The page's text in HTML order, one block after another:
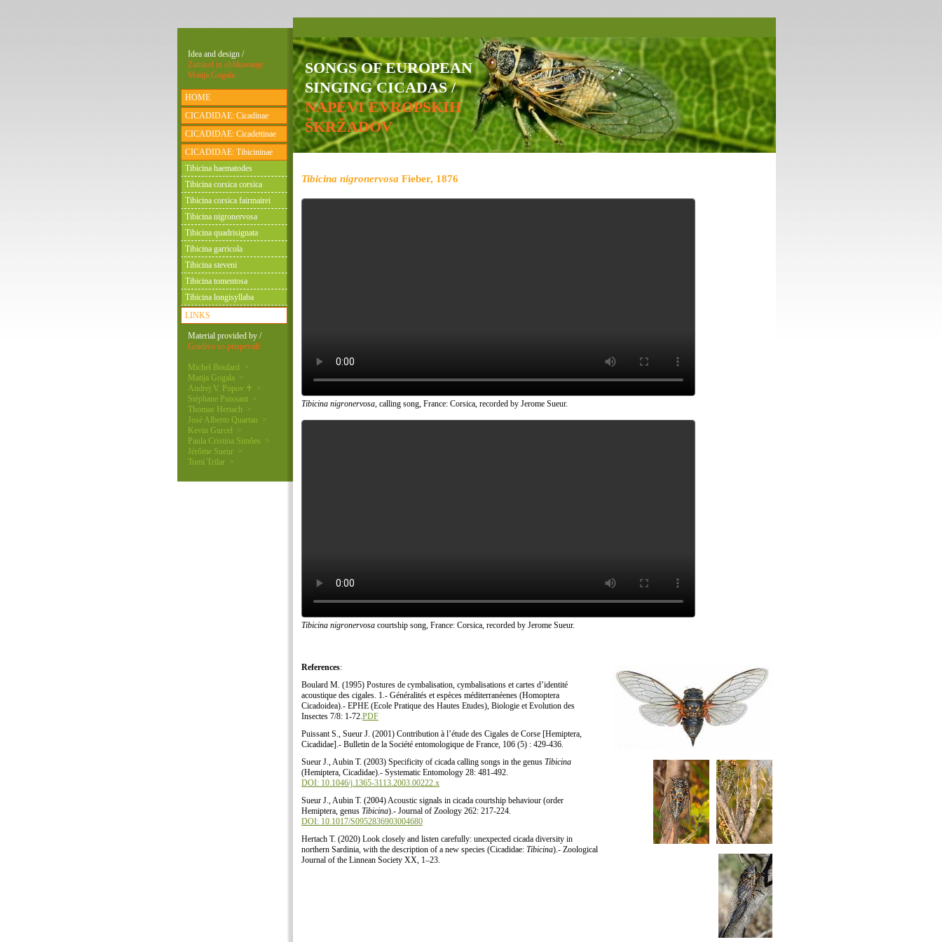
SONGS OF EUROPEAN
SINGING CICADAS /
NAPEVI EVROPSKIH
ŠKRŽADOV
Tibicina nigronervosa Fieber, 1876
Tibicina nigronervosa, calling song, France: Corsica, recorded by Jerome Sueur.
Tibicina nigronervosa courtship song, France: Corsica, recorded by Jerome Sueur.
References:
Boulard M. (1995) Postures de cymbalisation, cymbalisations et cartes d’identité
acoustique des cigales. 1.- Généralités et espèces méditerranéenes (Homoptera
Cicadoidea).- EPHE (Ecole Pratique des Hautes Etudes), Biologie et Evolution des
Insectes 7/8: 1-72.PDF
Puissant S., Sueur J. (2001) Contribution à l’étude des Cigales de Corse [Hemiptera,
Cicadidae].- Bulletin de la Société entomologique de France, 106 (5) : 429-436.
Sueur J., Aubin T. (2003) Specificity of cicada calling songs in the genus Tibicina
(Hemiptera, Cicadidae).- Systematic Entomology 28: 481-492.
DOI: 10.1046/j.1365-3113.2003.00222.x
Sueur J., Aubin T. (2004) Acoustic signals in cicada courtship behaviour (order
Hemiptera, genus Tibicina).- Journal of Zoology 262: 217-224.
DOI: 10.1017/S0952836903004680
Hertach T. (2020) Look closely and listen carefully: unexpected cicada diversity in
northern Sardinia, with the description of a new species (Cicadidae: Tibicina).- Zoological
Journal of the Linnean Society XX, 1–23.
Idea and design /
Zamisel in oblikovanje:
Matija Gogala
HOME
CICADIDAE: Cicadinae
CICADIDAE: Cicadettinae
CICADIDAE: Tibicininae
Tibicina haematodes
Tibicina corsica corsica
Tibicina corsica fairmairei
Tibicina nigronervosa
Tibicina quadrisignata
Tibicina garricola
Tibicina steveni
Tibicina tomentosa
Tibicina longisyllaba
LINKS
Material provided by /
Gradivo so prispevali:
Michel Boulard >
Matija Gogala >
Andrej V. Popov ♰ >
Stéphane Puissant >
Thomas Hertach >
José Alberto Quartau >
Kevin Gurcel >
Paula Cristina Simões >
Jérôme Sueur >
Tomi Trilar >